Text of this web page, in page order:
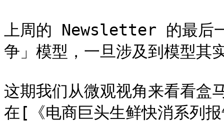
上周的 Newsletter 的最后
争」模型，一旦涉及到模型其
这期我们从微观视角来看看盒
在[《电商巨头生鲜快消系列